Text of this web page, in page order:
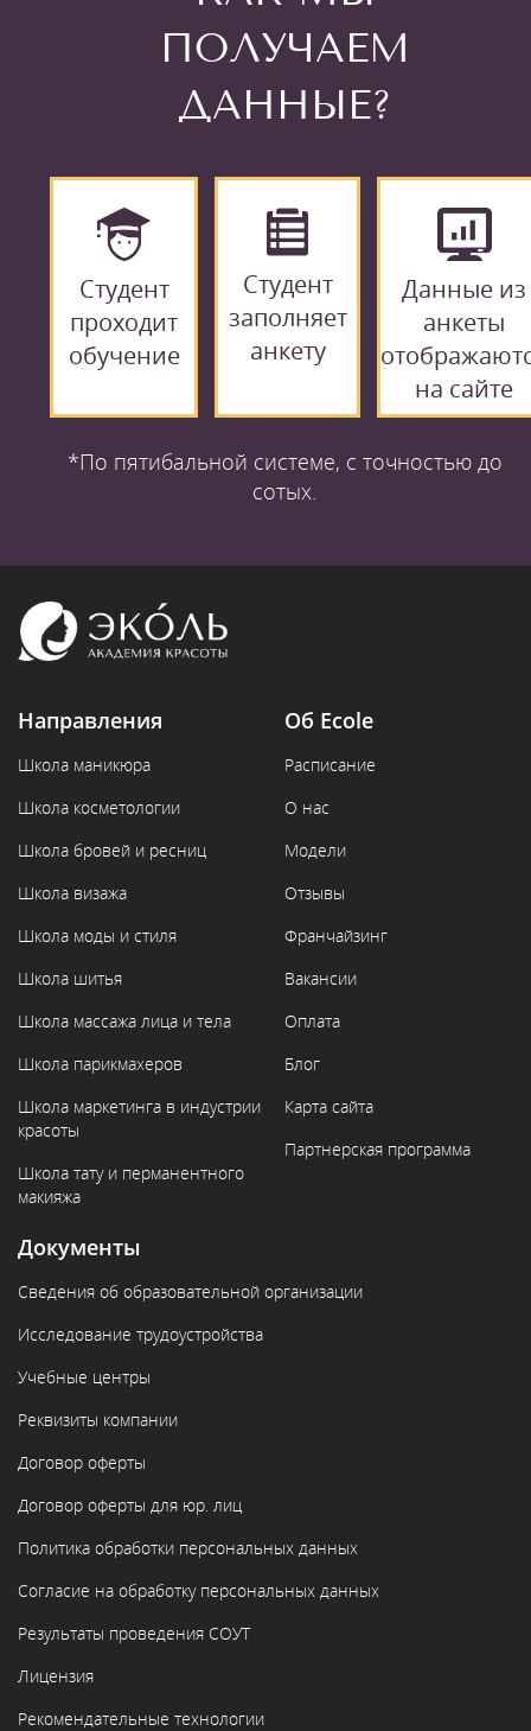
ПОЛУЧАЕМ
ДАННЫЕ?
Студент
проходит
обучение
Студент
заполняет
анкету
Данные из
анкеты
на сайте
*По пятибальной системе, с точностью до
сотых.
Направления
Школа маникюра
Школа косметологии
Школа бровей и ресниц
Школа визажа
Школа моды и стиля
Школа шитья
Школа массажа лица и тела
Школа парикмахеров
Школа маркетинга в индустрии
красоты
Школа тату и перманентного
макияжа
Об Ecole
Расписание
О нас
Модели
Отзывы
Франчайзинг
Вакансии
Оплата
Блог
Карта сайта
Партнерская программа
Документы
Сведения об образовательной организации
Исследование трудоустройства
Учебные центры
Реквизиты компании
Договор оферты
Договор оферты для юр. лиц
Политика обработки персональных данных
Согласие на обработку персональных данных
Результаты проведения СОУТ
Лицензия
Рекомендательные технологии